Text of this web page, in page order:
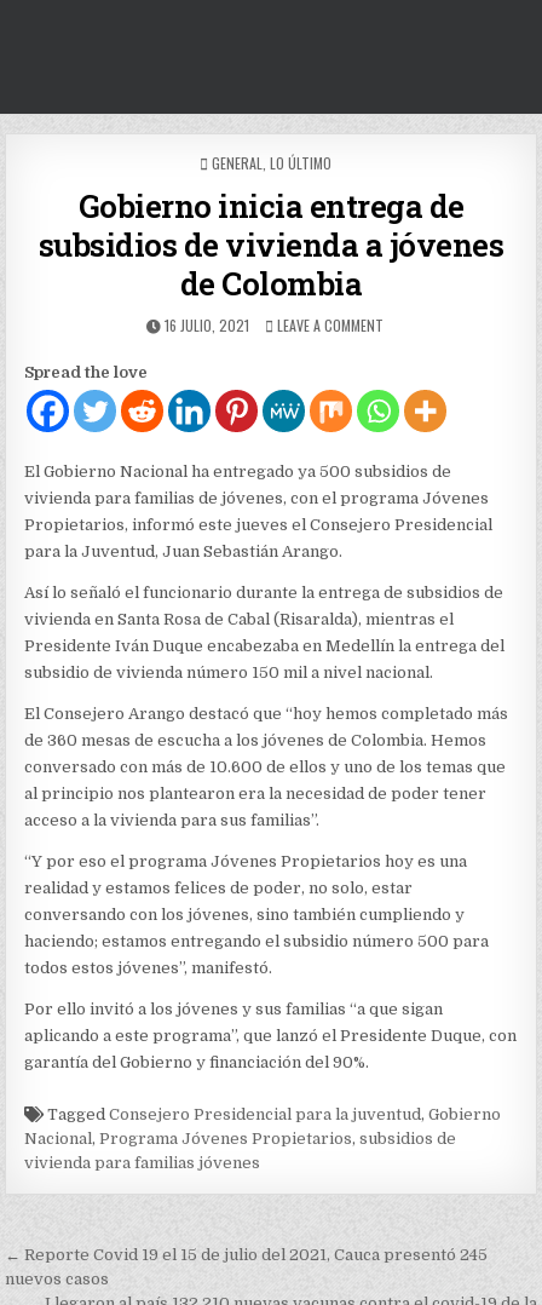
POSTED
GENERAL LO ÚLTIMO
Gobierno inicia entrega de
subsidios de vivienda a jóvenes
de Colombia
PUBLISHED
16 JULIO, 2021 LEAVE A COMMENT
ENTREGA
DE
SUBSIDIOS
VIVIENDA
JÓVENES
DE
Spread the love
El Gobierno Nacional ha entregado ya 500 subsidios de
vivienda para familias de jóvenes, con el programa Jóvenes
Propietarios, informó este jueves el Consejero Presidencial
para la Juventud, Juan Sebastián Arango.
Así lo señaló el funcionario durante la entrega de subsidios de
vivienda en Santa Rosa de Cabal (Risaralda), mientras el
Presidente Iván Duque encabezaba en Medellín la entrega del
subsidio de vivienda número 150 mil a nivel nacional.
El Consejero Arango destacó que “hoy hemos completado más
de 360 mesas de escucha a los jóvenes de Colombia. Hemos
conversado con más de 10.600 de ellos y uno de los temas que
al principio nos plantearon era la necesidad de poder tener
acceso a la vivienda para sus familias”.
“Y por eso el programa Jóvenes Propietarios hoy es una
realidad y estamos felices de poder, no solo, estar
conversando con los jóvenes, sino también cumpliendo y
haciendo; estamos entregando el subsidio número 500 para
todos estos jóvenes”, manifestó.
Por ello invitó a los jóvenes y sus familias “a que sigan
aplicando a este programa”, que lanzó el Presidente Duque, con
garantía del Gobierno y financiación del 90%.
TaggedConsejero Presidencial para la juventud,Gobierno
Nacional,Programa Jóvenes Propietarios,subsidios de
vivienda para familias jóvenes
Navegación
de
← Reporte Covid 19 el 15 de julio del 2021, Cauca presentó 245
nuevos casos